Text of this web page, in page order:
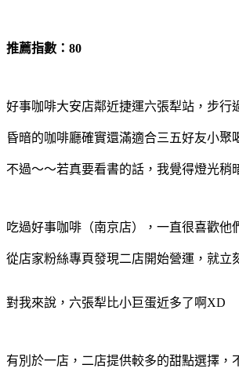
推薦指數：80
好事咖啡大安店鄰近捷運六張犁站，步行
昏暗的咖啡廳確實還滿適合三五好友小聚
不過～～若真要看書的話，我覺得燈光稍
吃過好事咖啡（南京店），一直很喜歡他
從店家粉絲專頁發現二店開始營運，就立
對我來說，六張犁比小巨蛋近多了啊XD
有別於一店，二店提供較多的甜點選擇，